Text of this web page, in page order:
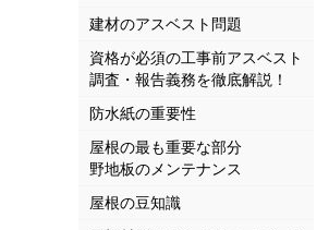
建材のアスベスト問題
資格が必須の工事前アスベスト
調査・報告義務を徹底解説！
防水紙の重要性
屋根の最も重要な部分
野地板のメンテナンス
屋根の豆知識